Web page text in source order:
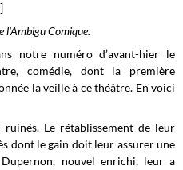
l'Ambigu Comique.
notre numéro d’avant-hier le
comédie, dont la première
la veille à ce théâtre. En voici
Le rétablissement de leur
dont le gain doit leur assurer une
Dupernon, nouvel enrichi, leur a